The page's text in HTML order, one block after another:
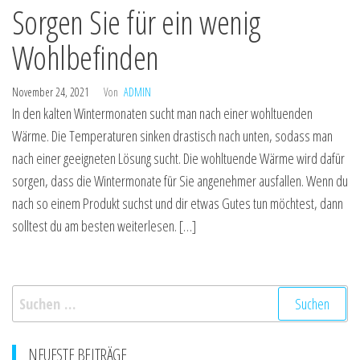
Sorgen Sie für ein wenig
Wohlbefinden
November 24, 2021 Von ADMIN
In den kalten Wintermonaten sucht man nach einer wohltuenden
Wärme. Die Temperaturen sinken drastisch nach unten, sodass man
nach einer geeigneten Lösung sucht. Die wohltuende Wärme wird dafür
sorgen, dass die Wintermonate für Sie angenehmer ausfallen. Wenn du
nach so einem Produkt suchst und dir etwas Gutes tun möchtest, dann
solltest du am besten weiterlesen. […]
Suchen
nach:
NEUESTE BEITRÄGE